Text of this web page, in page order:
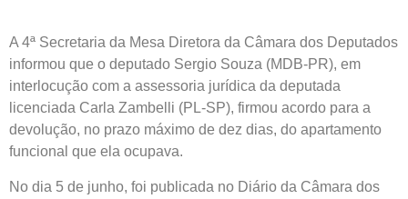
A 4ª Secretaria da Mesa Diretora da Câmara dos Deputados
informou que o deputado Sergio Souza (MDB-PR), em
interlocução com a assessoria jurídica da deputada
licenciada Carla Zambelli (PL-SP), firmou acordo para a
devolução, no prazo máximo de dez dias, do apartamento
funcional que ela ocupava.
No dia 5 de junho, foi publicada no Diário da Câmara dos